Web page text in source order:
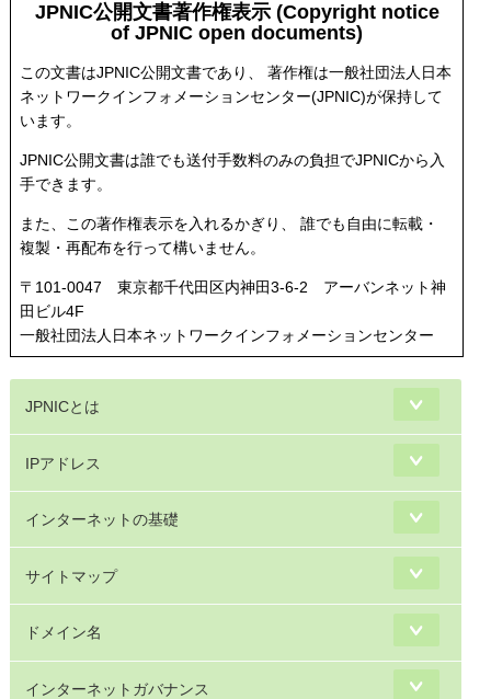
JPNIC公開文書著作権表示 (Copyright notice
of JPNIC open documents)
この文書はJPNIC公開文書であり、 著作権は一般社団法人日本
ネットワークインフォメーションセンター(JPNIC)が保持して
います。
JPNIC公開文書は誰でも送付手数料のみの負担でJPNICから入
手できます。
また、この著作権表示を入れるかぎり、 誰でも自由に転載・
複製・再配布を行って構いません。
〒101-0047 東京都千代田区内神田3-6-2 アーバンネット神
田ビル4F
一般社団法人日本ネットワークインフォメーションセンター
JPNICとは
IPアドレス
インターネットの基礎
サイトマップ
ドメイン名
インターネットガバナンス